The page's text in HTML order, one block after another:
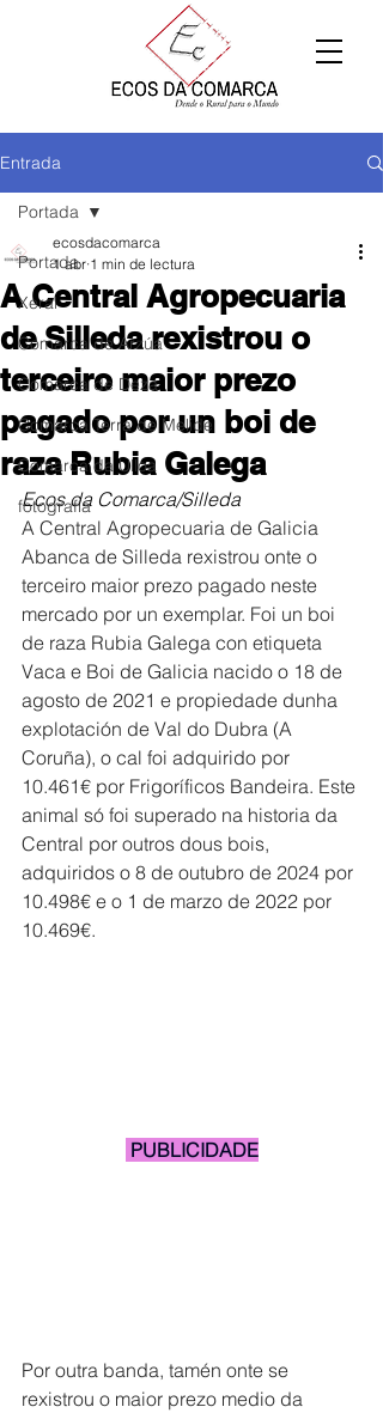
Entrada
Portada
Xeral
Comarca de Arzúa
Comarca de Deza
Comarca Terra de Melide
Comarca da Ulloa
fotografía
Portada
A Central Agropecuaria
de Silleda rexistrou o
terceiro maior prezo
pagado por un boi de
raza Rubia Galega
ecosdacomarca
1 abr 1 min de lectura
Ecos da Comarca/Silleda
A Central Agropecuaria de Galicia
Abanca de Silleda rexistrou onte o
terceiro maior prezo pagado neste
mercado por un exemplar. Foi un boi
de raza Rubia Galega con etiqueta
Vaca e Boi de Galicia nacido o 18 de
agosto de 2021 e propiedade dunha
explotación de Val do Dubra (A
Coruña), o cal foi adquirido por
10.461€ por Frigoríficos Bandeira. Este
animal só foi superado na historia da
Central por outros dous bois,
adquiridos o 8 de outubro de 2024 por
10.498€ e o 1 de marzo de 2022 por
10.469€.
PUBLICIDADE
Por outra banda, tamén onte se
rexistrou o maior prezo medio da